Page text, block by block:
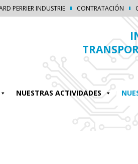
PERRIER INDUSTRIE CONTRATACIÓN
NUESTRAS ACTIVIDADES